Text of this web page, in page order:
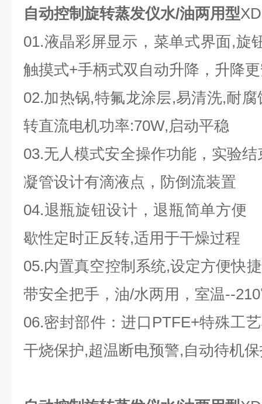
自动控制旋转蒸发仪水/油两用型
01.液晶彩屏显示，菜单式界
触摸式+手柄式双自动升降，升降
02.加热锅,特氟龙涂层,易清洗
转直流电机功率:70W,启动平稳
03.无人模式安全操作功能，实
凝管设计有滴液点，防倒流装置
04.退瓶旋钮设计，退瓶简
歇性定时正反转,适用于干燥过程
05.内置真空控制系统,设定
带安全把手，油/水两用，室温--
06.密封部件：进口PTFE+特
干烧保护,超温断电预警,自动待机